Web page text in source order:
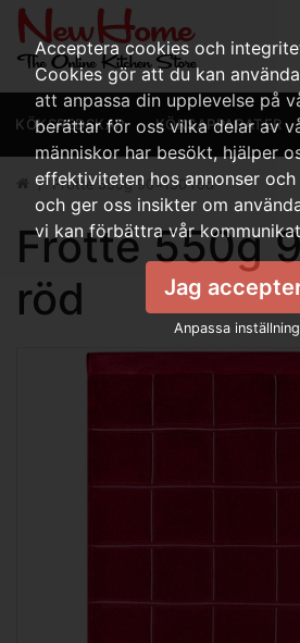
KÖKSREDSKAP KÖKSAPPARATER
Frotté 550g 90x150 röd
Frotté 550g
röd
Acceptera cookies och
Cookies gör att du kan
att anpassa din upplevelse på
berättar för oss vilka delar av
människor har besökt, hjälper
effektiviteten hos annonser
och ger oss insikter om
vi kan förbättra vår
Jag
Anpassa